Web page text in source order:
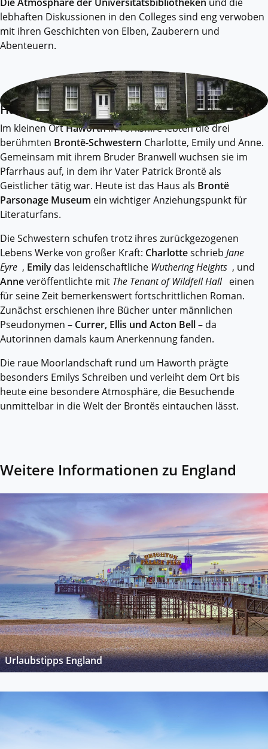
lebhaften Diskussionen in den Colleges sind eng verwoben
mit ihren Geschichten von Elben, Zauberern und
Abenteuern.
Haworth
Im kleinen OrtHaworthin Yorkshire lebten die drei
berühmten Brontë-Schwestern Charlotte, Emily und Anne.
Gemeinsam mit ihrem Bruder Branwell wuchsen sie im
Pfarrhaus auf, in dem ihr Vater Patrick Brontë als
Geistlicher tätig war. Heute ist das Haus als Brontë
Parsonage Museum ein wichtiger Anziehungspunkt für
Literaturfans.
Die Schwestern schufen trotz ihres zurückgezogenen
Lebens Werke von großer Kraft: Charlotteschrieb Jane
Eyre , Emily das leidenschaftliche Wuthering Heights , und
Anneveröffentlichte mit The Tenant of Wildfell Hall einen
für seine Zeit bemerkenswert fortschrittlichen Roman.
Zunächst erschienen ihre Bücher unter männlichen
Pseudonymen – Currer, Ellis und Acton Bell– da
Autorinnen damals kaum Anerkennung fanden.
Die raue Moorlandschaft rund um Haworth prägte
besonders Emilys Schreiben und verleiht dem Ort bis
heute eine besondere Atmosphäre, die Besuchende
unmittelbar in die Welt der Brontës eintauchen lässt.
Weitere Informationen zu England
Urlaubstipps England